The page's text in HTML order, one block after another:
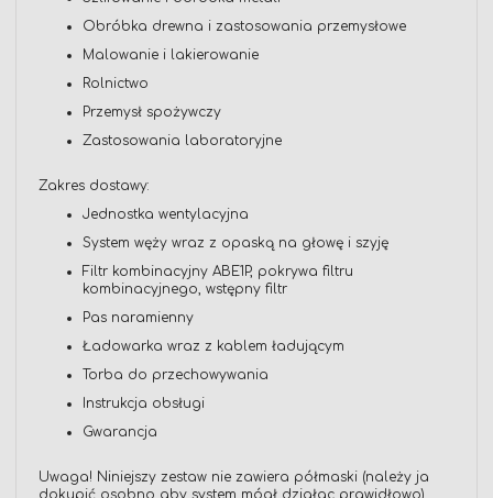
Obróbka drewna i zastosowania przemysłowe
Malowanie i lakierowanie
Rolnictwo
Przemysł spożywczy
Zastosowania laboratoryjne
Zakres dostawy:
Jednostka wentylacyjna
System węży wraz z opaską na głowę i szyję
Filtr kombinacyjny ABE1P, pokrywa filtru
kombinacyjnego, wstępny filtr
Pas naramienny
Ładowarka wraz z kablem ładującym
Torba do przechowywania
Instrukcja obsługi
Gwarancja
Uwaga! Niniejszy zestaw nie zawiera półmaski (należy ja